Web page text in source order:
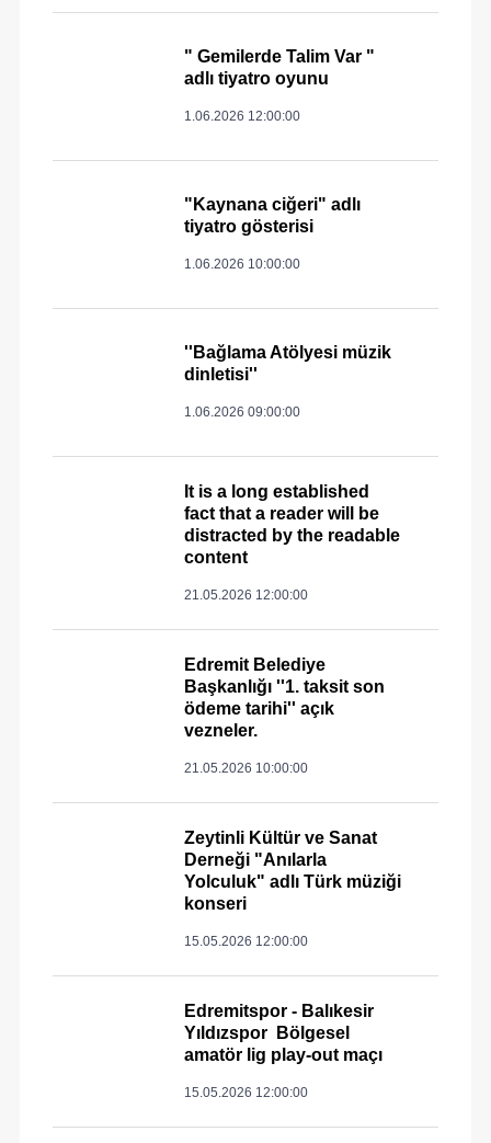
" Gemilerde Talim Var "
adlı tiyatro oyunu
1.06.2026 12:00:00
"Kaynana ciğeri" adlı
tiyatro gösterisi
1.06.2026 10:00:00
''Bağlama Atölyesi müzik
dinletisi''
1.06.2026 09:00:00
It is a long established
fact that a reader will be
distracted by the readable
content
21.05.2026 12:00:00
Edremit Belediye
Başkanlığı ''1. taksit son
ödeme tarihi'' açık
vezneler.
21.05.2026 10:00:00
Zeytinli Kültür ve Sanat
Derneği "Anılarla
Yolculuk" adlı Türk müziği
konseri
15.05.2026 12:00:00
Edremitspor - Balıkesir
Yıldızspor Bölgesel
amatör lig play-out maçı
15.05.2026 12:00:00